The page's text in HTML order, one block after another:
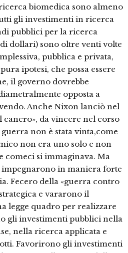
biomedica sono almeno
gli investimenti in ricerca
pubblici per la ricerca
dollari) sono oltre venti volte
pubblica e privata,
ipotesi, che possa essere
il governo dovrebbe
opposta a
Anche Nixon lanciò nel
cancro», da vincere nel corso
non è stata vinta,come
non era uno solo e non
comeci si immaginava. Ma
in maniera forte
Fecero della «guerra contro
e vararono il
legge quadro per realizzare
gli investimenti pubblici nella
nella ricerca applicata e
Favorirono gli investimenti